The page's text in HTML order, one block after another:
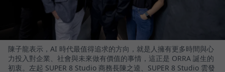
陳子龍表示，AI 時代最值得追求的方向，就是人擁有更多時間與心
力投入對企業、社會與未來做有價值的事情，這正是 ORRA 誕生的
初衷。左起 SUPER 8 Studio 商務長陳之逵、SUPER 8 Studio 雲發